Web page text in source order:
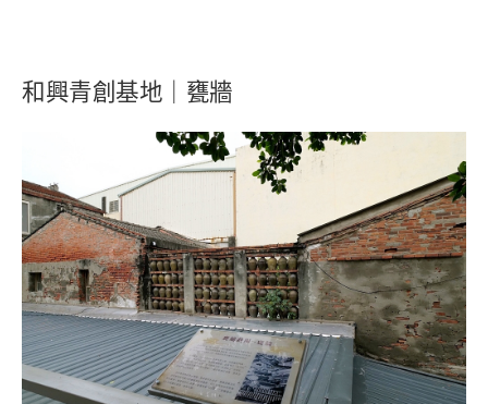
和興青創基地 ｜ 甕牆